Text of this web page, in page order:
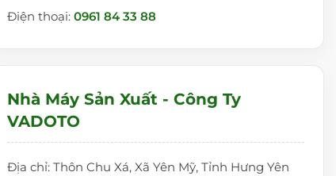
Điện thoại:0961 84 33 88
Nhà Máy Sản Xuất - Công Ty
VADOTO
Địa chỉ: Thôn Chu Xá, Xã Yên Mỹ, Tỉnh Hưng Yên